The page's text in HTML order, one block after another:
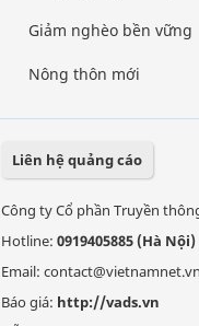
Giảm nghèo bền vững
Nông thôn mới
Liên hệ quảng cáo
Công ty Cổ phần Truyền
Hotline: 0919405885 (Hà Nội)
Email: contact@vietnamnet.vn
Báo giá: http://vads.vn